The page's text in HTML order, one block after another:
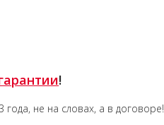
!
3 года, не на словах, а в договоре!